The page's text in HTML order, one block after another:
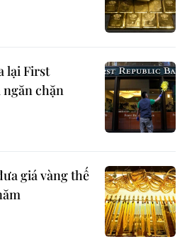
lại First
chặn
giá vàng thế